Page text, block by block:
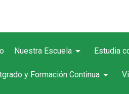
Nuestra Escuela arrow_drop_down Estudia
y Formación Continua arrow_drop_down